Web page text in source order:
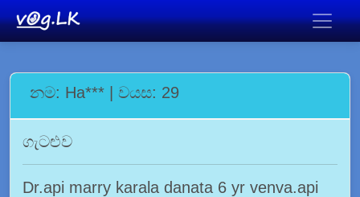
නම: Ha*** | වයස: 29
ගැටළුව
Dr.api marry karala danata 6 yr venva.api